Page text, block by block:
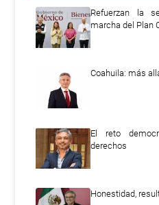
Refuerzan la
marcha del Plan
Coahuila: más
El reto
derechos
Honestidad,